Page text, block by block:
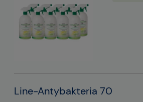
Line-Antybakteria 70